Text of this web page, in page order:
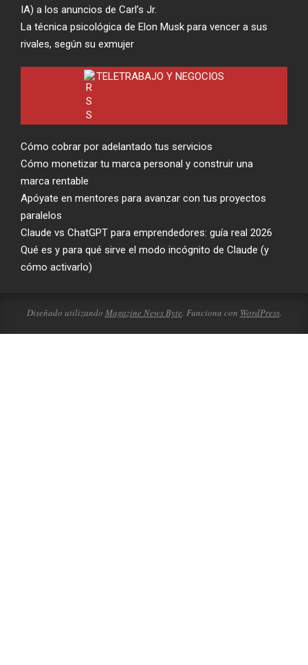
IA) a los anuncios de Carl’s Jr.
La técnica psicológica de Elon Musk para vencer a sus
rivales, según su exmujer
TELETRABAJO Y NEGOCIOS
Cómo cobrar por adelantado tus servicios
Cómo monetizar tu marca personal y construir una
marca rentable
Apóyate en mentores para avanzar con tus proyectos
paralelos
Claude vs ChatGPT para emprendedores: guía real 2026
Qué es y para qué sirve el modo incógnito de Claude (y
cómo activarlo)
Diseñado utilizando Magazine News Byte. Funciona con WordPress.